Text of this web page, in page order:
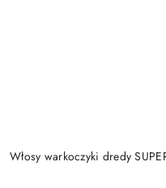
Włosy warkoczyki dredy